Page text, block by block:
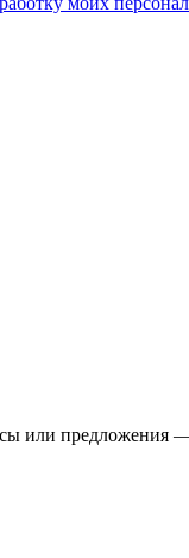
или предложения